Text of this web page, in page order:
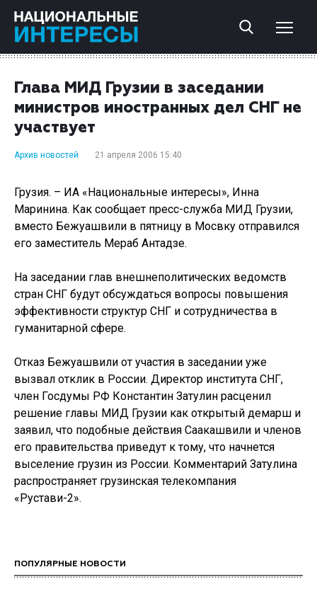
Глава МИД Грузии в заседании
министров иностранных дел СНГ не
участвует
Архив новостей 21 апреля 2006 15:40
Грузия. – ИА «Национальные интересы», Инна
Маринина. Как сообщает пресс-служба МИД Грузии,
вместо Бежуашвили в пятницу в Мосвку отправился
его заместитель Мераб Антадзе.
На заседании глав внешнеполитических ведомств
стран СНГ будут обсуждаться вопросы повышения
эффективности структур СНГ и сотрудничества в
гуманитарной сфере.
Отказ Бежуашвили от участия в заседании уже
вызвал отклик в России. Директор института СНГ,
член Госдумы РФ Константин Затулин расценил
решение главы МИД Грузии как открытый демарш и
заявил, что подобные действия Саакашвили и членов
его правительства приведут к тому, что начнется
выселение грузин из России. Комментарий Затулина
распространяет грузинская телекомпания
«Рустави-2».
ПОПУЛЯРНЫЕ НОВОСТИ